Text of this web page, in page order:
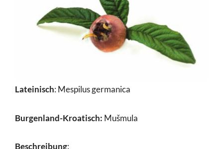
Lateinisch: Mespilus germanica
Burgenland-Kroatisch: Mušmula
Beschreibung: